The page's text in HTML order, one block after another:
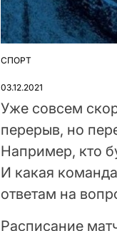
ОПУБЛІКУВАТИ
СПОРТ
03.12.2021
Уже совсем
перерыв, но
Например, кто
И какая
ответам на
Расписание